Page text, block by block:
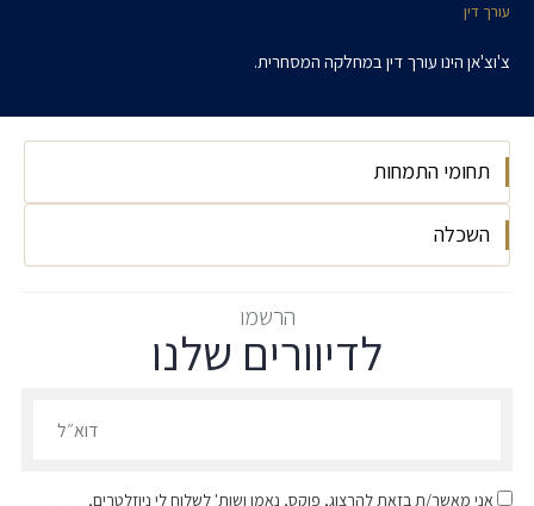
עורך דין
צ'וצ'אן הינו עורך דין במחלקה המסחרית.
תחומי התמחות
משפט מסחרי
דסק קוריאה
השכלה
הרשמו
לדיוורים שלנו
אני מאשר/ת בזאת להרצוג, פוקס, נאמן ושות' לשלוח לי ניוזלטרים,